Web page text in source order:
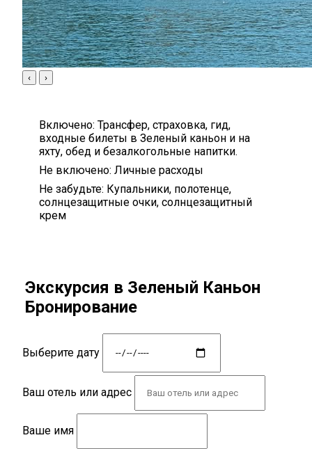
‹ ›
Включено: Трансфер, страховка, гид,
входные билеты в Зеленый каньон и на
яхту, обед и безалкогольные напитки.
Не включено: Личные расходы
Не забудьте: Купальники, полотенце,
солнцезащитные очки, солнцезащитный
крем
Экскурсия в Зеленый Каньон
Бронирование
Выберите дату
Ваш отель или адрес
Ваше имя